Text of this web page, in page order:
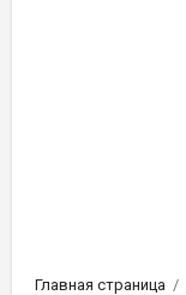
Главная страница